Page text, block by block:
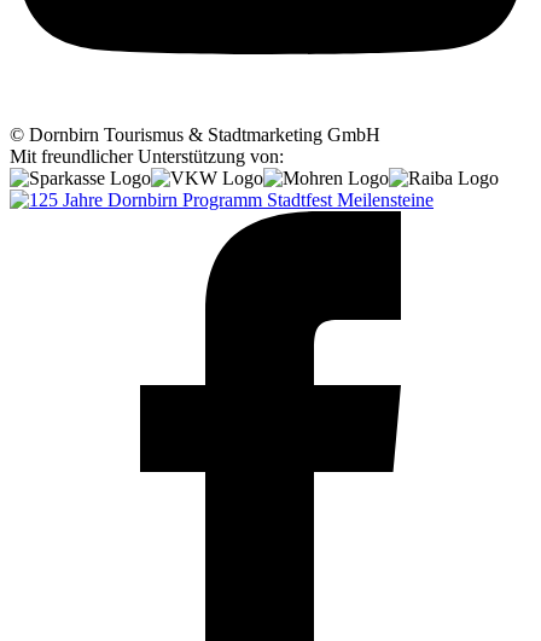
© Dornbirn Tourismus & Stadtmarketing GmbH
Mit freundlicher Unterstützung von:
Programm Stadtfest Meilensteine